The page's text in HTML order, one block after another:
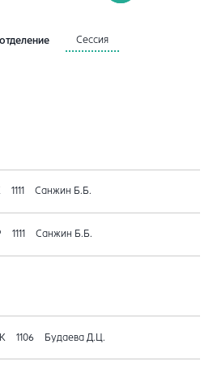
Сессия
1111 Санжин Б.Б.
1111 Санжин Б.Б.
1106 Будаева Д.Ц.